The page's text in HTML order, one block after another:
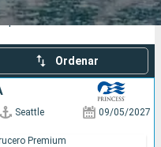
Compañías
Buscar
Ordenar
Seattle 09/05/2027
Premium